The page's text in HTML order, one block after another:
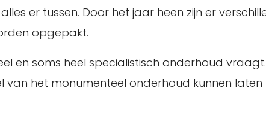
er tussen. Door het jaar heen zijn er
opgepakt.
en soms heel specialistisch onderhoud
het monumenteel onderhoud kunnen